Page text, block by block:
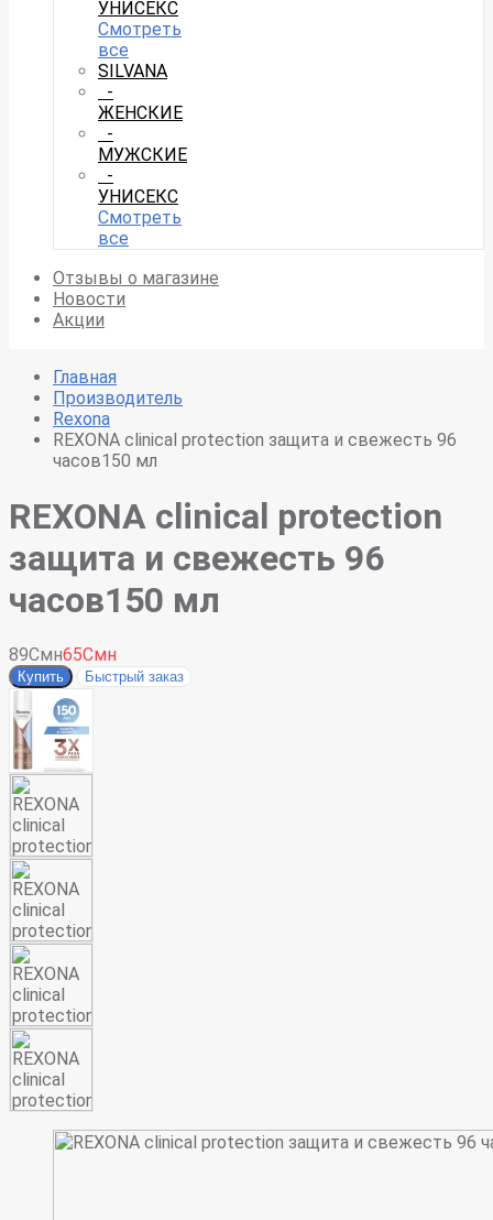
УНИСЕКС
Смотреть
все
SILVANA
-
ЖЕНСКИЕ
-
МУЖСКИЕ
-
УНИСЕКС
Смотреть
все
Отзывы о магазине
Новости
Акции
Главная
Производитель
Rexona
REXONA clinical protection защита и свежесть 96
часов150 мл
REXONA clinical protection
защита и свежесть 96
часов150 мл
89Смн65Смн
Купить Быстрый заказ